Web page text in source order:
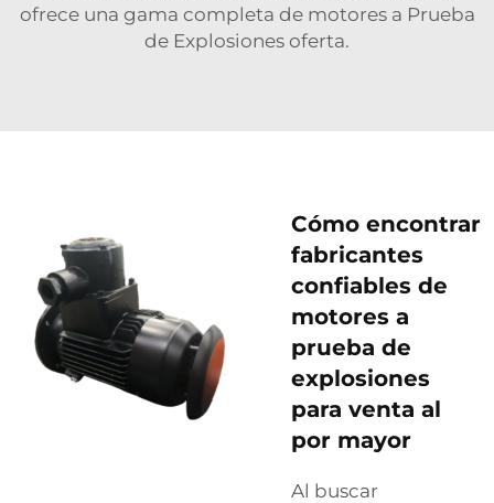
ofrece una gama completa de motores a Prueba
de Explosiones oferta.
Cómo encontrar
fabricantes
confiables de
motores a
prueba de
explosiones
para venta al
por mayor
Al buscar